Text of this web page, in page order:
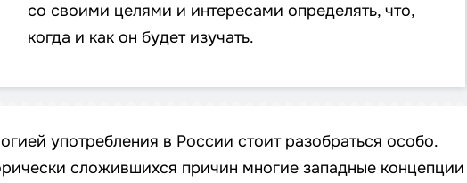
со своими целями и интересами определять, что,
когда и как он будет изучать.
употребления в России стоит разобраться особо.
сложившихся причин многие западные концепции